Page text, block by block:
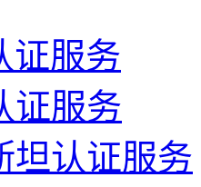
证服务
证服务
坦认证服务